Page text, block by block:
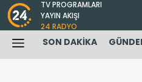
TV PROGRAMLARI
YAYIN AKIŞI
24 RADYO
SON DAKİKA